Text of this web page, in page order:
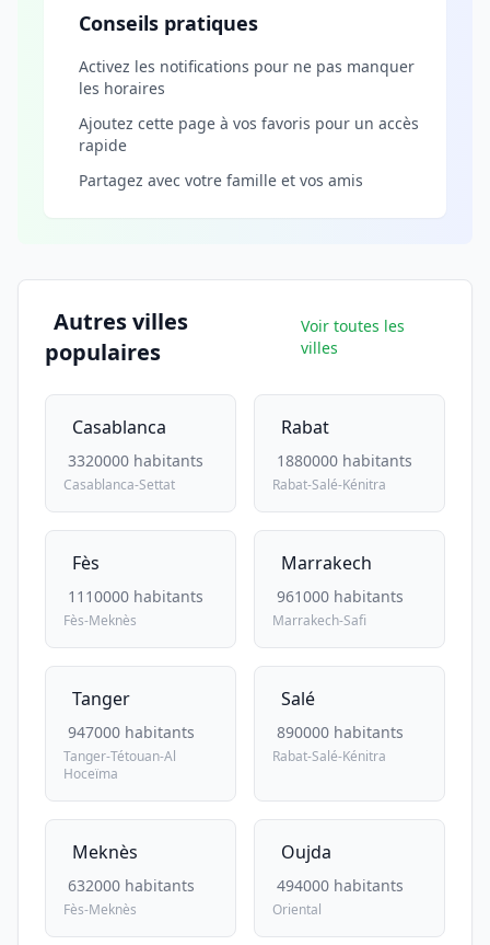
Conseils pratiques
Activez les notifications pour ne pas manquer
les horaires
Ajoutez cette page à vos favoris pour un accès
rapide
Partagez avec votre famille et vos amis
Autres villes
populaires
Voir toutes les
villes
Casablanca
3320000 habitants
Casablanca-Settat
Rabat
1880000 habitants
Rabat-Salé-Kénitra
Fès
1110000 habitants
Fès-Meknès
Marrakech
961000 habitants
Marrakech-Safi
Tanger
947000 habitants
Tanger-Tétouan-Al
Hoceïma
Salé
890000 habitants
Rabat-Salé-Kénitra
Meknès
632000 habitants
Fès-Meknès
Oujda
494000 habitants
Oriental